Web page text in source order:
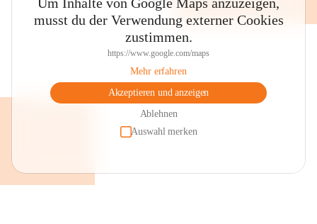
musst du der Verwendung externer Cookies
zustimmen.
https://www.google.com/maps
Mehr erfahren
Akzeptieren und anzeigen
Ablehnen
Auswahl merken